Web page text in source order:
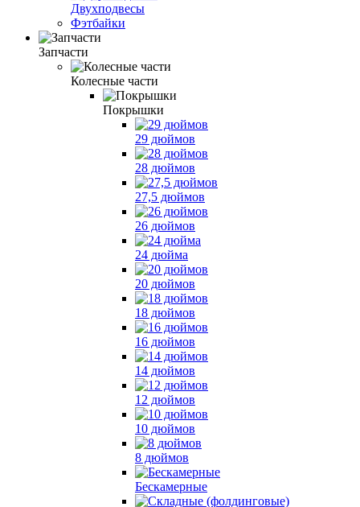
Двухподвесы
Фэтбайки
Запчасти
Колесные части
Покрышки
29 дюймов
28 дюймов
27,5 дюймов
26 дюймов
24 дюйма
20 дюймов
18 дюймов
16 дюймов
14 дюймов
12 дюймов
10 дюймов
8 дюймов
Бескамерные